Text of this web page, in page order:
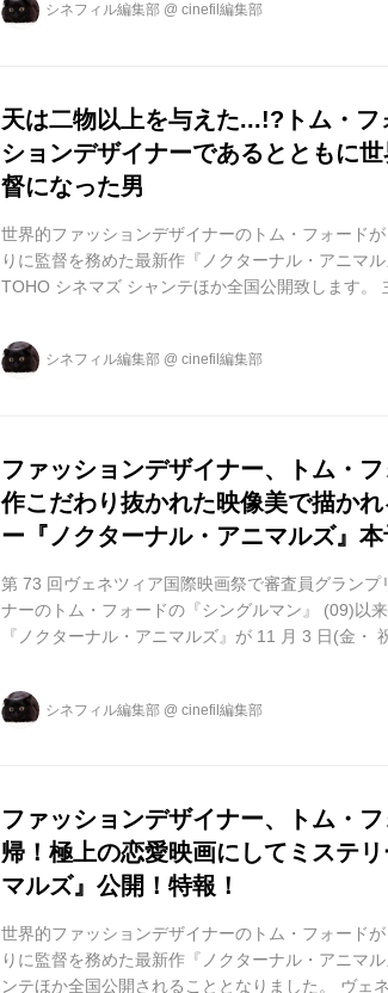
シャノンが本年度アカデミー賞®で助演男優賞にノ
シネフィル編集部 @ cinefil編集部
天は二物以上を与えた...!?トム・
ションデザイナーであるとともに
督になった男
世界的ファッションデザイナーのトム・フォード
りに監督を務めた最新作『ノクターナル・アニマ
TOHO シネマズ シャンテほか全国公開致します。
は、第 73 回ヴェネツィア国際映画祭で審査員グ
マイケル・シャノンが本年度アカデミー賞®で助演
シネフィル編集部 @ cinefil編集部
ファッションデザイナー、トム・
作こだわり抜かれた映像美で描か
ー『ノクターナル・アニマルズ』
第 73 回ヴェネツィア国際映画祭で審査員グラン
ナーのトム・フォードの『シングルマン』 (09)以
『ノクターナル・アニマルズ』が 11 月 3 日(金・
エイミー・アダムス(『メッセージ』)、ジェイク
の実力派の2人を迎え、愛と残酷さ、復讐と償いの
シネフィル編集部 @ cinefil編集部
ファッションデザイナー、トム・
帰！極上の恋愛映画にしてミステ
マルズ』公開！特報！
世界的ファッションデザイナーのトム・フォード
りに監督を務めた最新作『ノクターナル・アニマ
ンテほか全国公開されることとなりました。 ヴェ